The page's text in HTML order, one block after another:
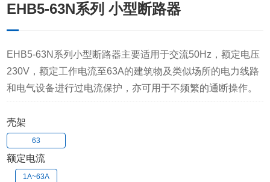
EHB5-63N系列 小型断路器
EHB5-63N系列小型断路器主要适用于交流50Hz，额定电压
230V，额定工作电流至63A的建筑物及类似场所的电力线路
和电气设备进行过电流保护，亦可用于不频繁的通断操作。
壳架
63
额定电流
1A~63A